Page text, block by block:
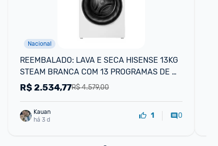
Nacional
REEMBALADO: LAVA E SECA HISENSE 13KG
STEAM BRANCA COM 13 PROGRAMAS DE
LAVAGEM
R$ 4.579,00
R$2.534,77
Kauan
há 3 d
1 0